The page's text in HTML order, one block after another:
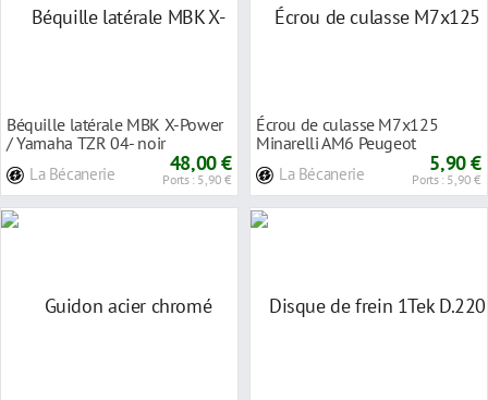
Béquille latérale MBK X-Power
/ Yamaha TZR 04- noir
La Bécanerie 48,00 €
Ports : 5,90 €
Écrou de culasse M7x125
Minarelli AM6 Peugeot
La Bécanerie 5,90 €
Ports : 5,90 €